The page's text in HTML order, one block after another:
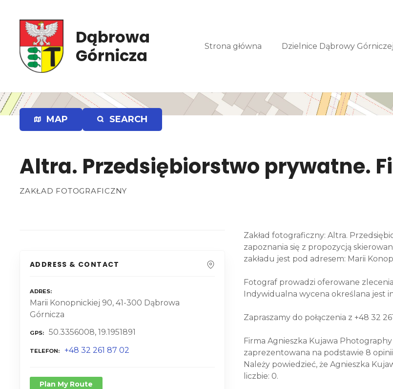
o
t
Dąbrowa
Górnicza
Strona główna Dzielnice Dąbrowy Górniczej
MAP SEARCH
Altra. Przedsiębiorstwo prywatne.
ZAKŁAD FOTOGRAFICZNY
ADDRESS & CONTACT
ADRES
Marii Konopnickiej 90, 41-300 Dąbrowa
Górnicza
GPS 50.3356008, 19.1951891
TELEFON +48 32 261 87 02
Plan My Route
Zakład fotograficzny: Altra.
zapoznania się z propozycją
zakładu jest pod adresem: Marii
Fotograf prowadzi oferowane
Indywidualna wycena określana jest
Zapraszamy do połączenia z +48 32
Firma Agnieszka Kujawa
zaprezentowana na podstawie 8
Należy powiedzieć, że Agnieszka
liczbie: 0.